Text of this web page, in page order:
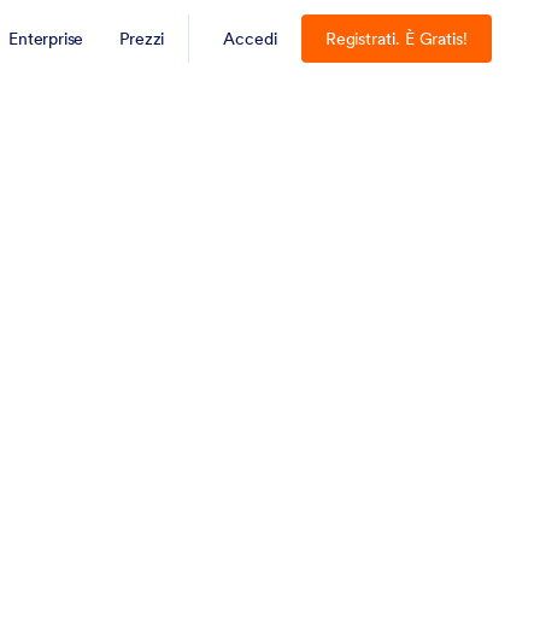
Enterprise Prezzi Accedi Registrati. È Gratis!